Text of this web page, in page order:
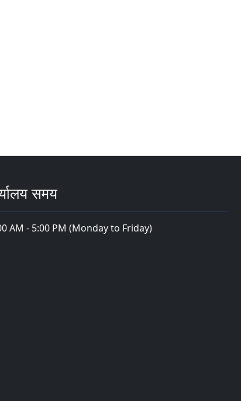
समय
AM - 5:00 PM (Monday to Friday)